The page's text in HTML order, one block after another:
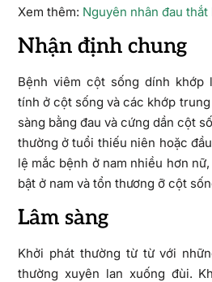
Xem thêm: Nguyên nhân đau thắt
Nhận định chung
Bệnh viêm cột sống dính khớp
tính ở cột sống và các khớp
sàng bằng đau và cứng dần cột
thường ở tuổi thiếu niên hoặc
lệ mắc bệnh ở nam nhiều hơn
bật ở nam và tổn thương ỡ cột
Lâm sàng
Khởi phát thường từ từ với
thường xuyên lan xuống đùi.